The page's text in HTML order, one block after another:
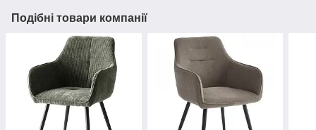
Подібні товари компанії